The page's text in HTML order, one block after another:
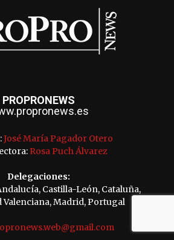
PROPRONEWS
José María Pagador Otero
Rosa Puch Álvarez
Delegaciones:
Castilla-León, Cataluña,
Valenciana, Madrid, Portugal